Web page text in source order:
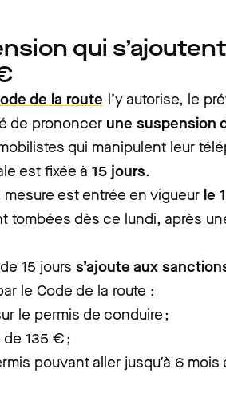
qui
de la route l’y autorise, le
de prononcer une suspension
qui manipulent leur
est fixée à 15 jours.
est entrée en vigueur le
tombées dès ce lundi, après
15 jours s’ajoute aux
le Code de la route :
le permis de conduire ;
135 € ;
pouvant aller jusqu’à 6 mois